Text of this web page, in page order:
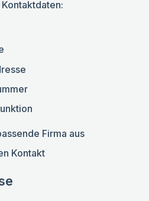
Firma aus
Kontakt